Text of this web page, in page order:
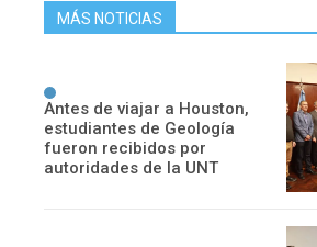
MÁS NOTICIAS
Antes de viajar a Houston,
estudiantes de Geología
fueron recibidos por
autoridades de la UNT